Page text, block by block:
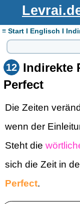
≡ Start I Englisch I
12 Indirekte
Perfect
Die Zeiten
wenn der
Steht die
sich die Zeit in
Perfect.